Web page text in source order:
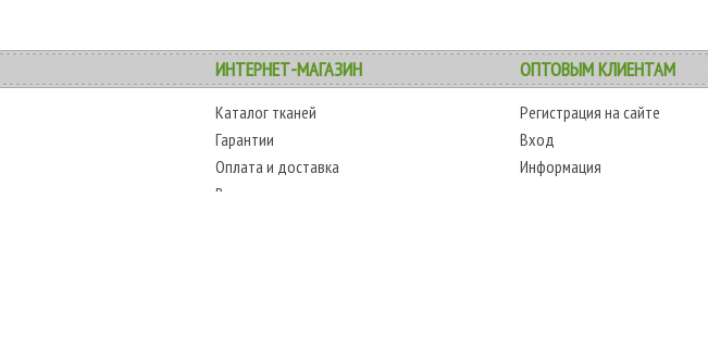
ИНТЕРНЕТ-МАГАЗИН ОПТОВЫМ КЛИЕНТАМ
Каталог тканей
Гарантии
Оплата и доставка
Возврат товара
Регистрация на сайте
Вход
Информация